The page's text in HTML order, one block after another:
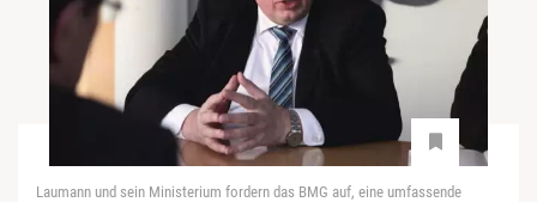
Laumann und sein Ministerium fordern das BMG auf, eine umfassende